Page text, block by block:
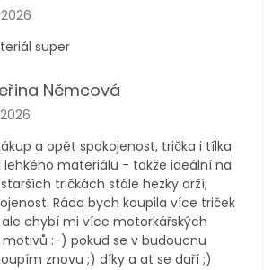
obchodu je 5 z 5 hvězdiček.
super
Němcová
obchodu je 5 z 5 hvězdiček.
a opět spokojenost, trička i tílka
lehkého materiálu - takže ideální na
tričkách stále hezky drží,
Ráda bych koupila více triček
chybí mi více motorkářských
:-) pokud se v budoucnu
znovu ;) díky a at se daří ;)